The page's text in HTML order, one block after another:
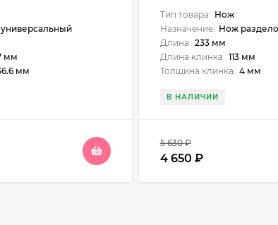
мм
мм
Тип товара: Нож
Назначение: Нож
Длина: 233 мм
Длина клинка: 113 мм
Толщина клинка: 4 мм
В НАЛИЧИИ
5 630₽
4 650 ₽